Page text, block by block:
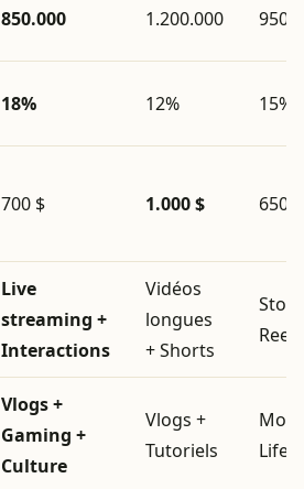
850.000 1.200.000
18% 12% 15%
700 $ 1.000 $ 650 $
Live
streaming +
Interactions
Vidéos
longues
+ Shorts
Reels
Vlogs +
Gaming +
Culture
Vlogs +
Tutoriels